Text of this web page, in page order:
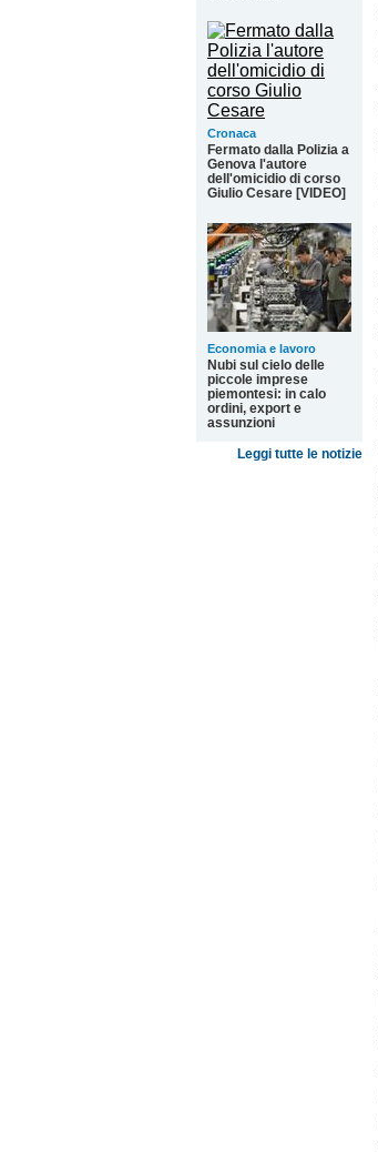
Cronaca
Fermato dalla Polizia a
Genova l'autore
dell'omicidio di corso
Giulio Cesare [VIDEO]
Economia e lavoro
Nubi sul cielo delle
piccole imprese
piemontesi: in calo
ordini, export e
assunzioni
Leggi tutte le notizie